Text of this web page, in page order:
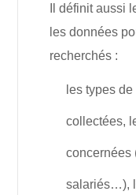
Il définit aussi
les données
recherchés :
les types
collectées,
concernées
salariés…),